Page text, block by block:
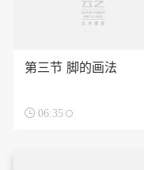
第三节 脚的画法
 06:35